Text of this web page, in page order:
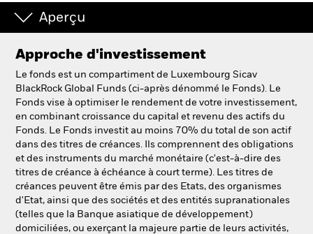
BlackRock
iShares
Aladdin
Notre société
Aperçu
Approche d'investissement
Le fonds est un compartiment de Luxembourg Sicav
BlackRock Global Funds (ci-après dénommé le Fonds). Le
Fonds vise à optimiser le rendement de votre investissement,
en combinant croissance du capital et revenu des actifs du
Fonds. Le Fonds investit au moins 70% du total de son actif
dans des titres de créances. Ils comprennent des obligations
et des instruments du marché monétaire (c'est-à-dire des
titres de créance à échéance à court terme). Les titres de
créances peuvent être émis par des Etats, des organismes
d'Etat, ainsi que des sociétés et des entités supranationales
(telles que la Banque asiatique de développement)
domiciliées, ou exerçant la majeure partie de leurs activités,